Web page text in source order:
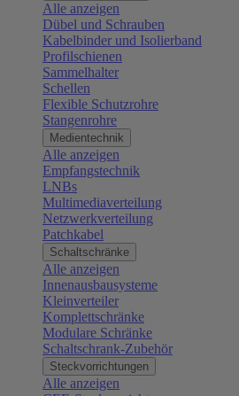
Alle anzeigen
Dübel und Schrauben
Kabelbinder und Isolierband
Profilschienen
Sammelhalter
Schellen
Flexible Schutzrohre
Stangenrohre
Medientechnik
Alle anzeigen
Empfangstechnik
LNBs
Multimediaverteilung
Netzwerkverteilung
Patchkabel
Schaltschränke
Alle anzeigen
Innenausbausysteme
Kleinverteiler
Komplettschränke
Modulare Schränke
Schaltschrank-Zubehör
Steckvorrichtungen
Alle anzeigen